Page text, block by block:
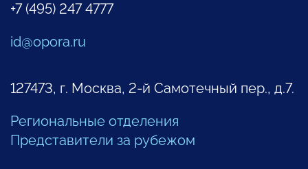
+7 (495) 247 4777
id@opora.ru
127473, г. Москва, 2-й Самотечный пер., д.7.
Региональные отделения
Представители за рубежом